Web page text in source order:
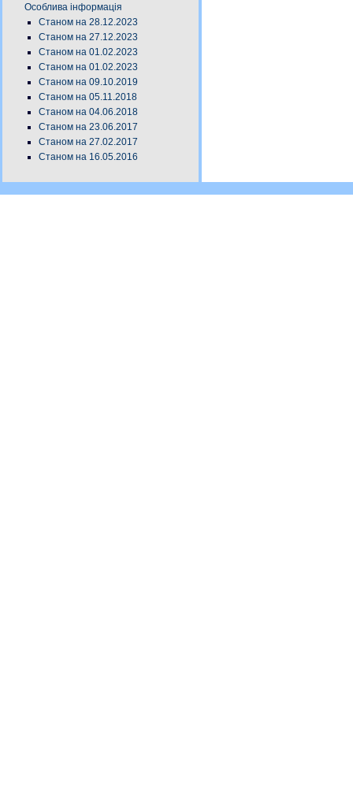
Особлива інформація
Станом на 28.12.2023
Станом на 27.12.2023
Станом на 01.02.2023
Станом на 01.02.2023
Станом на 09.10.2019
Станом на 05.11.2018
Станом на 04.06.2018
Станом на 23.06.2017
Станом на 27.02.2017
Станом на 16.05.2016